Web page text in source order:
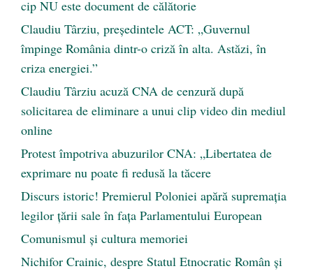
cip NU este document de călătorie
Claudiu Târziu, președintele ACT: „Guvernul
împinge România dintr-o criză în alta. Astăzi, în
criza energiei.”
Claudiu Târziu acuză CNA de cenzură după
solicitarea de eliminare a unui clip video din mediul
online
Protest împotriva abuzurilor CNA: „Libertatea de
exprimare nu poate fi redusă la tăcere
Discurs istoric! Premierul Poloniei apără supremația
legilor țării sale în fața Parlamentului European
Comunismul şi cultura memoriei
Nichifor Crainic, despre Statul Etnocratic Român şi